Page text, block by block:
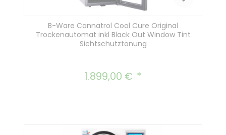
B-Ware Cannatrol Cool Cure Original
Trockenautomat inkl Black Out Window Tint
Sichtschutztönung
Regulärer Preis:
1.899,00 €